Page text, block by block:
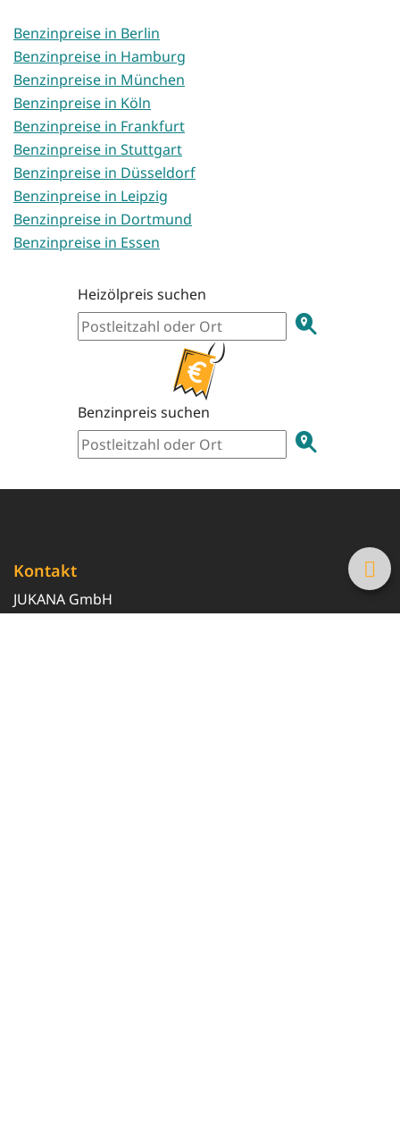
Benzinpreise in Berlin
Benzinpreise in Hamburg
Benzinpreise in München
Benzinpreise in Köln
Benzinpreise in Frankfurt
Benzinpreise in Stuttgart
Benzinpreise in Düsseldorf
Benzinpreise in Leipzig
Benzinpreise in Dortmund
Benzinpreise in Essen
Heizölpreis suchen
Benzinpreis suchen
Kontakt
JUKANA GmbH